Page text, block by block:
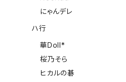
にゃんデレ
ハ行
華Doll*
桜乃そら
ヒカルの碁